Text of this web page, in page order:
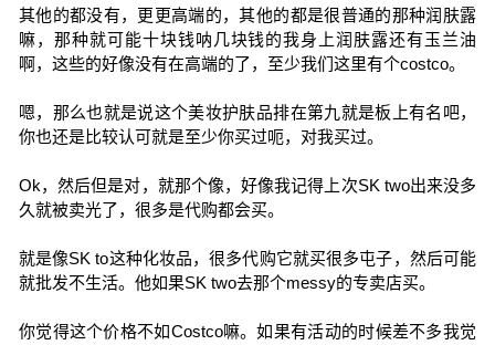
其他的都没有，更更高端的，其他的都是很普通的那种润肤露
嘛，那种就可能十块钱呐几块钱的我身上润肤露还有玉兰油
啊，这些的好像没有在高端的了，至少我们这里有个costco。
嗯，那么也就是说这个美妆护肤品排在第九就是板上有名吧，
你也还是比较认可就是至少你买过呃，对我买过。
Ok，然后但是对，就那个像，好像我记得上次SK two出来没多
久就被卖光了，很多是代购都会买。
就是像SK to这种化妆品，很多代购它就买很多屯子，然后可能
就批发不生活。他如果SK two去那个messy的专卖店买。
你觉得这个价格不如Costco嘛。如果有活动的时候差不多我觉